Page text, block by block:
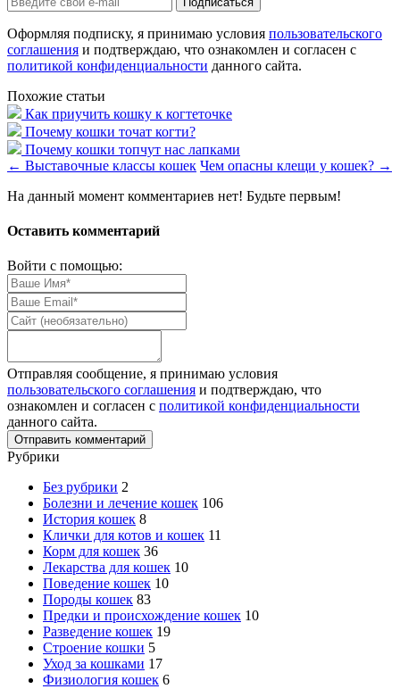
Оформляя подписку, я принимаю условия пользовательского
соглашения и подтверждаю, что ознакомлен и согласен с
политикой конфиденциальности данного сайта.
Похожие статьи
Как приучить кошку к когтеточке
Почему кошки точат когти?
Почему кошки топчут нас лапками
← Выставочные классы кошек Чем опасны клещи у кошек? →
На данный момент комментариев нет! Будьте первым!
Оставить комментарий
Войти с помощью:
Отправляя сообщение, я принимаю условия
пользовательского соглашения и подтверждаю, что
ознакомлен и согласен с политикой конфиденциальности
данного сайта.
Рубрики
Без рубрики 2
Болезни и лечение кошек 106
История кошек 8
Клички для котов и кошек 11
Корм для кошек 36
Лекарства для кошек 10
Поведение кошек 10
Породы кошек 83
Предки и происхождение кошек 10
Разведение кошек 19
Строение кошки 5
Уход за кошками 17
Физиология кошек 6